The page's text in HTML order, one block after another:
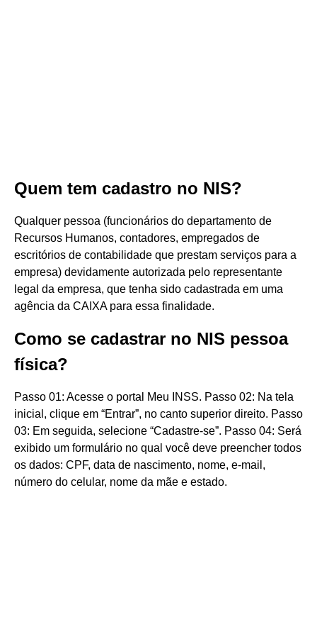
Quem tem cadastro no NIS?
Qualquer pessoa (funcionários do departamento de
Recursos Humanos, contadores, empregados de
escritórios de contabilidade que prestam serviços para a
empresa) devidamente autorizada pelo representante
legal da empresa, que tenha sido cadastrada em uma
agência da CAIXA para essa finalidade.
Como se cadastrar no NIS pessoa
física?
Passo 01: Acesse o portal Meu INSS. Passo 02: Na tela
inicial, clique em “Entrar”, no canto superior direito. Passo
03: Em seguida, selecione “Cadastre-se”. Passo 04: Será
exibido um formulário no qual você deve preencher todos
os dados: CPF, data de nascimento, nome, e-mail,
número do celular, nome da mãe e estado.